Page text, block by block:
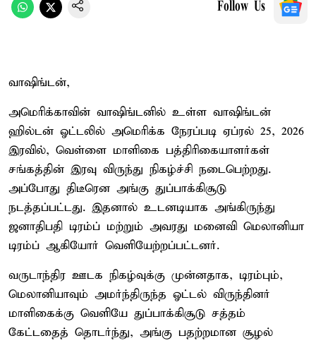
Follow Us
வாஷிங்டன்,
அமெரிக்காவின் வாஷிங்டனில் உள்ள வாஷிங்டன்
ஹில்டன் ஓட்டலில் அமெரிக்க நேரப்படி ஏப்ரல் 25, 2026
இரவில், வெள்ளை மாளிகை பத்திரிகையாளர்கள்
சங்கத்தின் இரவு விருந்து நிகழ்ச்சி நடைபெற்றது.
அப்போது திடீரென அங்கு துப்பாக்கிசூடு
நடத்தப்பட்டது. இதனால் உடனடியாக அங்கிருந்து
ஜனாதிபதி டிரம்ப் மற்றும் அவரது மனைவி மெலானியா
டிரம்ப் ஆகியோர் வெளியேற்றப்பட்டனர்.
வருடாந்திர ஊடக நிகழ்வுக்கு முன்னதாக, டிரம்பும்,
மெலானியாவும் அமர்ந்திருந்த ஓட்டல் விருந்தினர்
மாளிகைக்கு வெளியே துப்பாக்கிசூடு சத்தம்
கேட்டதைத் தொடர்ந்து, அங்கு பதற்றமான சூழல்